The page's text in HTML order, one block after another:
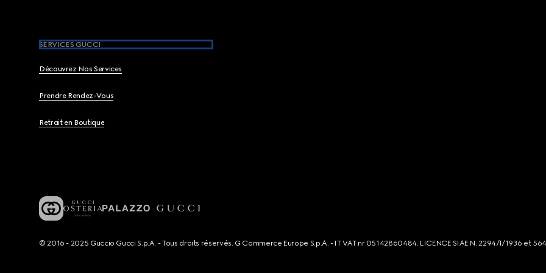
SERVICES GUCCI
Découvrez Nos Services
Prendre Rendez-Vous
Retrait en Boutique
© 2016 - 2025 Guccio Gucci S.p.A. - Tous droits réservés. G Commerce Europe S.p.A. - IT VAT nr 05142860484. LICENCE SIAE N. 2294/I/1936 et